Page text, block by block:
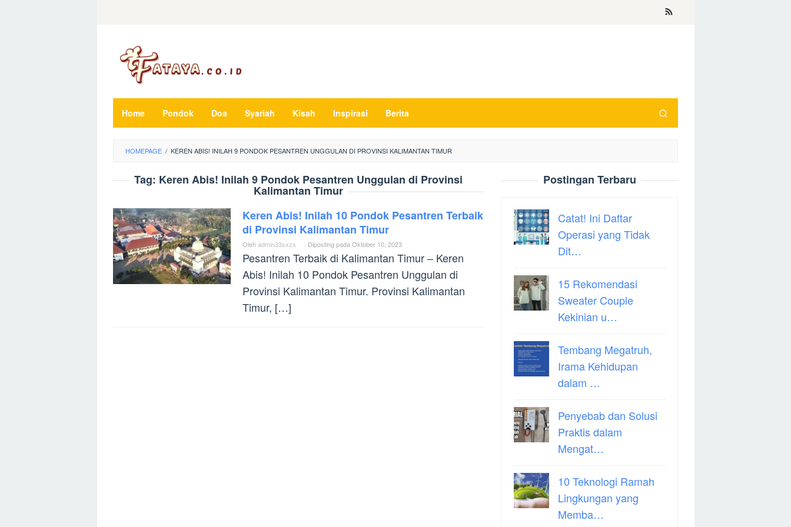
Home Pondok Doa Syariah Kisah Inspirasi Berita
HOMEPAGE / KEREN ABIS! INILAH 9 PONDOK PESANTREN UNGGULAN DI PROVINSI KALIMANTAN TIMUR
Tag: Keren Abis! Inilah 9 Pondok Pesantren Unggulan di Provinsi
Kalimantan Timur
Keren Abis! Inilah 10 Pondok Pesantren Terbaik
di Provinsi Kalimantan Timur
Olehadmin33sxzs Diposting pada Oktober 10, 2023
Pesantren Terbaik di Kalimantan Timur – Keren
Abis! Inilah 10 Pondok Pesantren Unggulan di
Provinsi Kalimantan Timur. Provinsi Kalimantan
Timur, […]
Postingan Terbaru
Catat! Ini Daftar
Operasi yang Tidak
Dit…
15 Rekomendasi
Sweater Couple
Kekinian u…
Tembang Megatruh,
Irama Kehidupan
dalam …
Penyebab dan Solusi
Praktis dalam
Mengat…
10 Teknologi Ramah
Lingkungan yang
Memba…